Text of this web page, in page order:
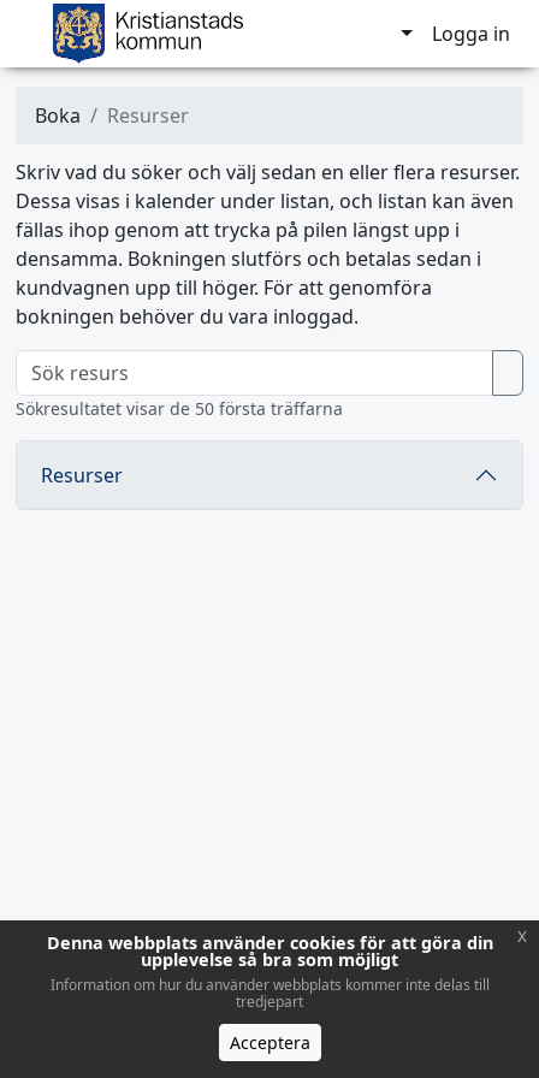
Logga in
Boka Resurser
Skriv vad du söker och välj sedan en eller flera resurser.
Dessa visas i kalender under listan, och listan kan även
fällas ihop genom att trycka på pilen längst upp i
densamma. Bokningen slutförs och betalas sedan i
kundvagnen upp till höger. För att genomföra
bokningen behöver du vara inloggad.
Sökresultatet visar de 50 första träffarna
Resurser
Denna webbplats använder cookies för att göra din
upplevelse så bra som möjligt
Information om hur du använder webbplats kommer inte delas till
tredjepart
Acceptera
x